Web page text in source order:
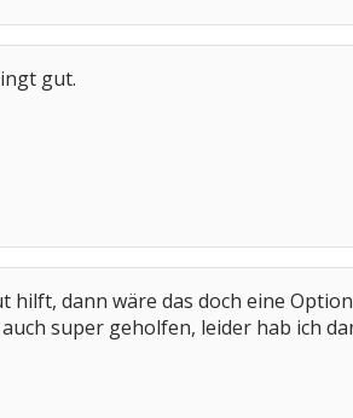
gut.
hilft, dann wäre das doch eine
super geholfen, leider hab ich